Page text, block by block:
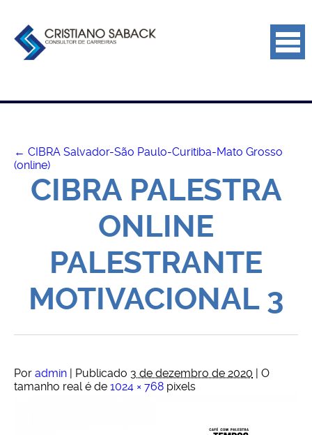
← CIBRA Salvador-São Paulo-Curitiba-Mato Grosso
(online)
CIBRA PALESTRA
ONLINE
PALESTRANTE
MOTIVACIONAL 3
Por admin | Publicado 3 de dezembro de 2020 | O
tamanho real é de 1024 × 768 pixels